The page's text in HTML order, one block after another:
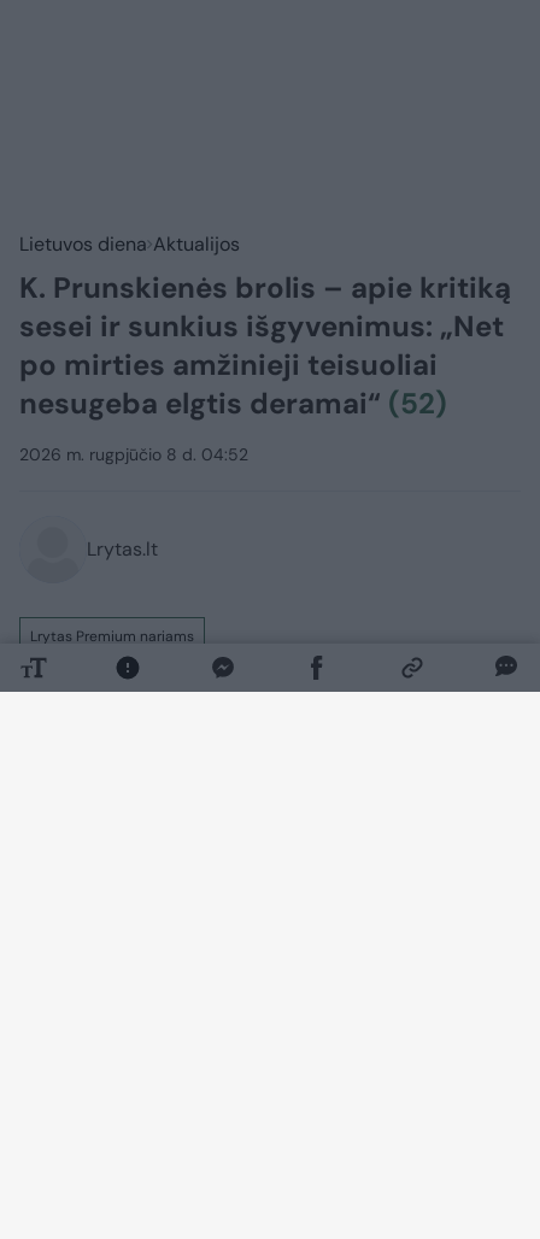
Lietuvos diena Aktualijos
K. Prunskienės brolis – apie kritiką
sesei ir sunkius išgyvenimus: „Net
po mirties amžinieji teisuoliai
nesugeba elgtis deramai“ (52)
2026 m. rugpjūčio 8 d. 04:52
Lrytas.lt
Lrytas Premium nariams
„Ir tas, kas simpatizavo poniai Kazimirai, ir